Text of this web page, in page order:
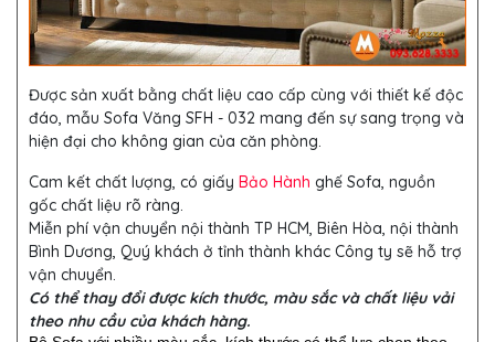
Được sản xuất bằng chất liệu cao cấp cùng với thiết kế độc
đáo, mẫu Sofa Văng SFH - 032 mang đến sự sang trọng và
hiện đại cho không gian của căn phòng.
Cam kết chất lượng, có giấy Bảo Hành ghế Sofa, nguồn
gốc chất liệu rõ ràng.
Miễn phí vận chuyển nội thành TP HCM, Biên Hòa, nội thành
Bình Dương, Quý khách ở tỉnh thành khác Công ty sẽ hỗ trợ
vận chuyển.
Có thể thay đổi được kích thước, màu sắc và chất liệu vải
theo nhu cầu của khách hàng.